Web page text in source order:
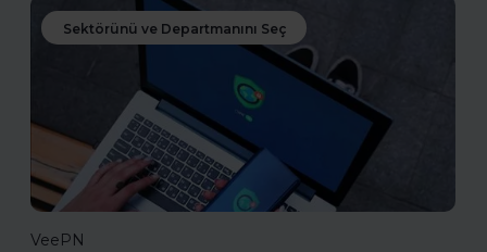
Sektörünü ve Departmanını Seç
VeePN